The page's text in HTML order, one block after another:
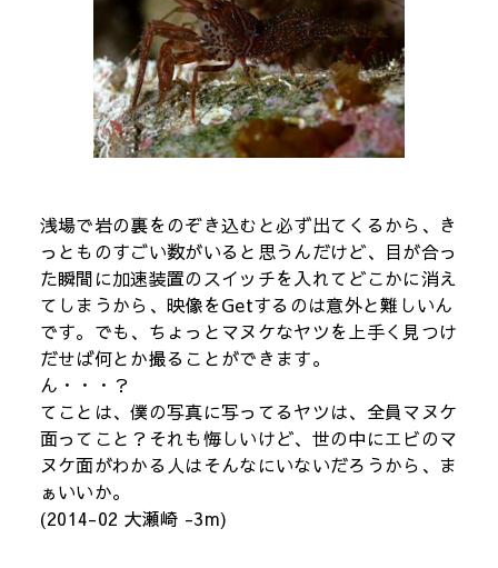
浅場で岩の裏をのぞき込むと必ず出てくるから、き
っとものすごい数がいると思うんだけど、目が合っ
た瞬間に加速装置のスイッチを入れてどこかに消え
てしまうから、映像をGetするのは意外と難しいん
です。でも、ちょっとマヌケなヤツを上手く見つけ
だせば何とか撮ることができます。
ん・・・？
てことは、僕の写真に写ってるヤツは、全員マヌケ
面ってこと？それも悔しいけど、世の中にエビのマ
ヌケ面がわかる人はそんなにいないだろうから、ま
ぁいいか。
(2014-02 大瀬崎 -3m)